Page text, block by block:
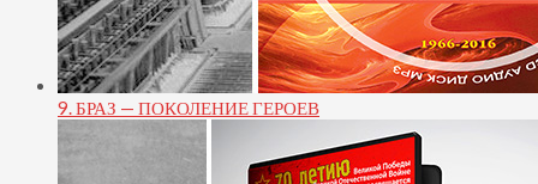
9. БРАЗ — ПОКОЛЕНИЕ ГЕРОЕВ